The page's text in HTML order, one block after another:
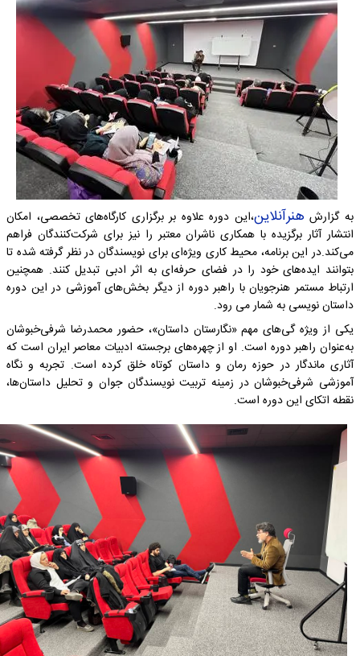
به گزارش هنرآنلاین،این دوره علاوه بر برگزاری کارگاه‌های تخصصی، امکان
انتشار آثار برگزیده با همکاری ناشران معتبر را نیز برای شرکت‌کنندگان فراهم
می‌کند.در این برنامه، محیط کاری ویژه‌ای برای نویسندگان در نظر گرفته شده تا
بتوانند ایده‌های خود را در فضای حرفه‌ای به اثر ادبی تبدیل کنند. همچنین
ارتباط مستمر هنرجویان با راهبر دوره از دیگر بخش‌های آموزشی در این دوره
داستان نویسی به شمار می رود.
یکی از ویژه گی‌های مهم «نگارستان داستان»، حضور محمدرضا شرفی‌خبوشان
به‌عنوان راهبر دوره است. او از چهره‌های برجسته ادبیات معاصر ایران است که
آثاری ماندگار در حوزه رمان و داستان کوتاه خلق کرده است. تجربه و نگاه
آموزشی شرفی‌خبوشان در زمینه تربیت نویسندگان جوان و تحلیل داستان‌ها،
نقطه اتکای این دوره است.